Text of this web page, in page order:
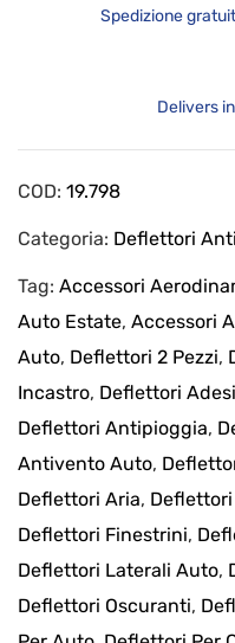
Spedizione
Delivers
COD: 19.798
Categoria: Deflettori
Tag: Accessori
Auto Estate, Accessori
Auto, Deflettori 2 Pezzi,
Incastro, Deflettori
Deflettori Antipioggia,
Antivento Auto,
Deflettori Aria,
Deflettori Finestrini,
Deflettori Laterali Auto,
Deflettori Oscuranti,